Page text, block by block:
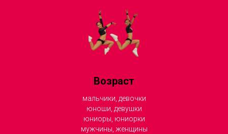
Возраст
мальчики, девочки
юноши, девушки
юниоры, юниорки
мужчины, женщины